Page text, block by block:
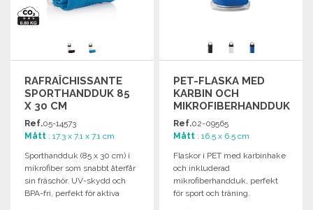
RAFRAÎCHISSANTE
SPORTHANDDUK 85
X 30 CM
Ref.05-14573
Mått : 17.3 x 7.1 x 7.1 cm
Sporthandduk (85 x 30 cm) i
mikrofiber som snabbt återfår
sin fräschör. UV-skydd och
BPA-fri, perfekt för aktiva
PET-FLASKA MED
KARBIN OCH
MIKROFIBERHANDDUK
TILL GROSSISTPRIS
Ref.02-09565
Mått : 16.5 x 6.5 cm
Flaskor i PET med karbinhake
och inkluderad
mikrofiberhandduk, perfekt
för sport och träning.